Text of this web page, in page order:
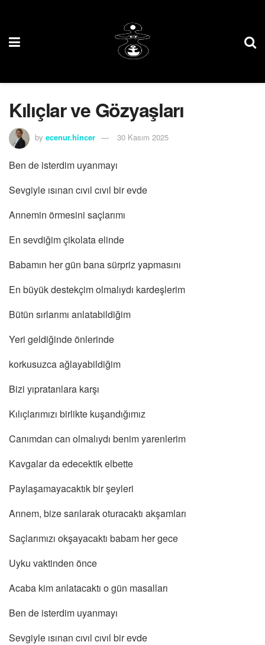
Kılıçlar ve Gözyaşları
by ecenur.hincer 30 Kasım 2025
Ben de isterdim uyanmayı
Sevgiyle ısınan cıvıl cıvıl bir evde
Annemin örmesini saçlarımı
En sevdiğim çikolata elinde
Babamın her gün bana sürpriz yapmasını
En büyük destekçim olmalıydı kardeşlerim
Bütün sırlarımı anlatabildiğim
Yeri geldiğinde önlerinde
korkusuzca ağlayabildiğim
Bizi yıpratanlara karşı
Kılıçlarımızı birlikte kuşandığımız
Canımdan can olmalıydı benim yarenlerim
Kavgalar da edecektik elbette
Paylaşamayacaktık bir şeyleri
Annem, bize sarılarak oturacaktı akşamları
Saçlarımızı okşayacaktı babam her gece
Uyku vaktinden önce
Acaba kim anlatacaktı o gün masalları
Ben de isterdim uyanmayı
Sevgiyle ısınan cıvıl cıvıl bir evde